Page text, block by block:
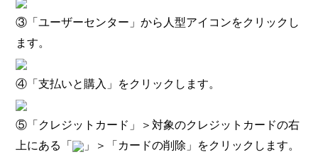
③「ユーザーセンター」から人型アイコンをクリックし
ます。
④「支払いと購入」をクリックします。
⑤「クレジットカード」＞対象のクレジットカードの右
上にある「
」＞「カードの削除」をクリックします。